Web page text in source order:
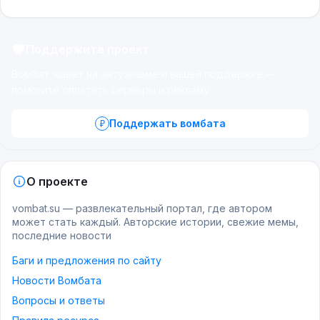
Поддержать вомбата
О проекте
vombat.su — развлекательный портал, где автором
может стать каждый. Авторские истории, свежие мемы,
последние новости
Баги и предложения по сайту
Новости Вомбата
Вопросы и ответы